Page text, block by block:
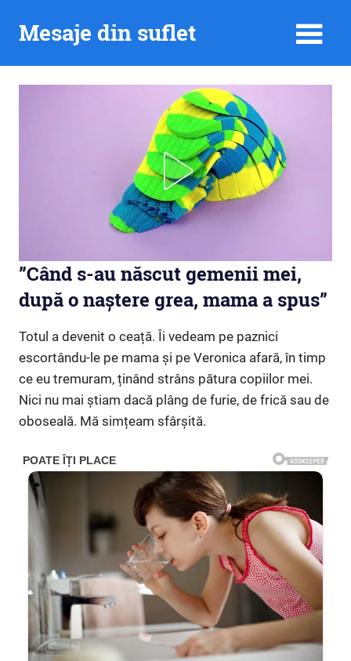
Mesaje din suflet
”Când s-au născut gemenii mei,
după o naștere grea, mama a spus”
Totul a devenit o ceață. Îi vedeam pe paznici
escortându-le pe mama și pe Veronica afară, în timp
ce eu tremuram, ținând strâns pătura copiilor mei.
Nici nu mai știam dacă plâng de furie, de frică sau de
oboseală. Mă simțeam sfârșită.